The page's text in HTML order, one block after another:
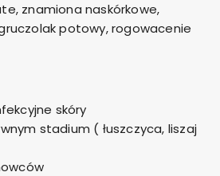
znamiona naskórkowe,
potowy, rogowacenie
skóry
stadium ( łuszczyca, liszaj